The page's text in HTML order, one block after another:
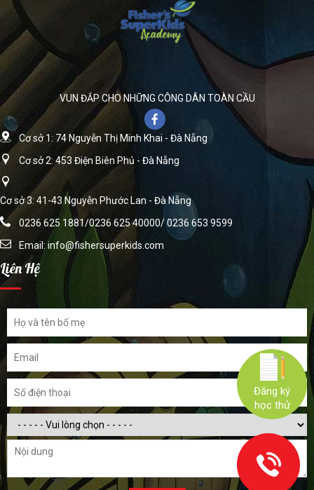
Đăng ký
học thử
VUN ĐẮP CHO NHỮNG CÔNG DÂN TOÀN CẦU
Cơ sở 1: 74 Nguyễn Thị Minh Khai - Đà Nẵng
Cơ sở 2: 453 Điện Biên Phủ - Đà Nẵng
Cơ sở 3: 41-43 Nguyễn Phước Lan - Đà Nẵng
0236 625 1881/0236 625 40000/ 0236 653 9599
Email:info@fishersuperkids.com
Liên Hệ